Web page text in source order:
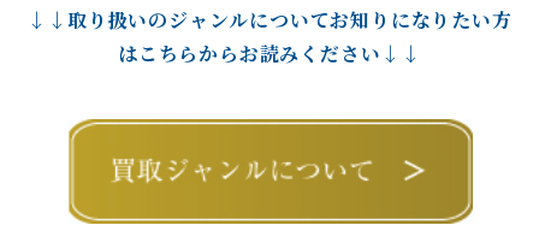
↓↓取り扱いのジャンルについてお知りになりたい方
はこちらからお読みください↓↓